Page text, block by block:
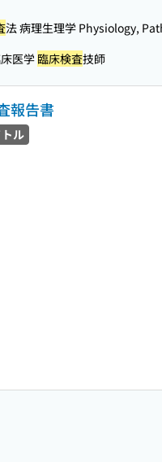
法 病理生理学 Physiology,
医学臨床検査技師
報告書
ル